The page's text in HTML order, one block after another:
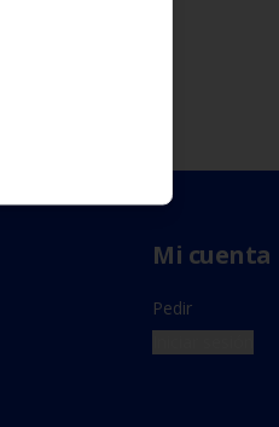
Mi cuenta
Pedir